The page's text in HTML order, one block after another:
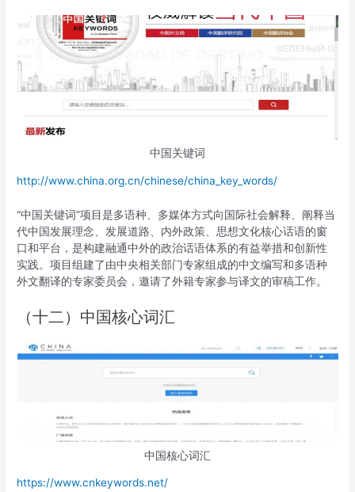
中国关键词
http://www.china.org.cn/chinese/china_key_words/
“中国关键词”项目是多语种、多媒体方式向国际社会解释、阐释当
代中国发展理念、发展道路、内外政策、思想文化核心话语的窗
口和平台，是构建融通中外的政治话语体系的有益举措和创新性
实践。项目组建了由中央相关部门专家组成的中文编写和多语种
外文翻译的专家委员会，邀请了外籍专家参与译文的审稿工作。
（十二）中国核心词汇
中国核心词汇
https://www.cnkeywords.net/